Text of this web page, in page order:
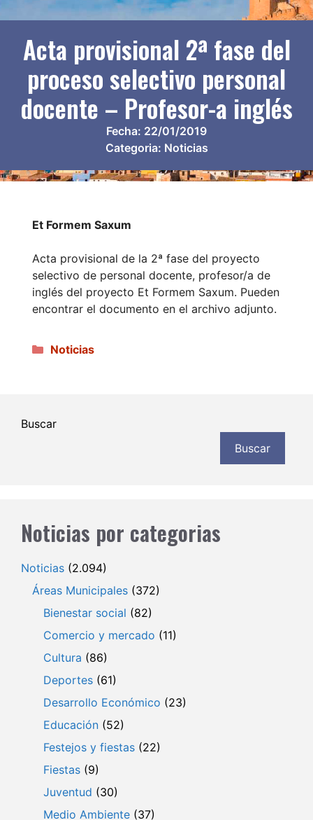
Acta provisional 2ª fase del
proceso selectivo personal
docente – Profesor-a inglés
Fecha: 22/01/2019
Categoria: Noticias
Et Formem Saxum
Acta provisional de la 2ª fase del proyecto
selectivo de personal docente, profesor/a de
inglés del proyecto Et Formem Saxum. Pueden
encontrar el documento en el archivo adjunto.
Categorías
Noticias
Buscar
Buscar
Noticias por categorias
Noticias (2.094)
Áreas Municipales (372)
Bienestar social (82)
Comercio y mercado (11)
Cultura (86)
Deportes (61)
Desarrollo Económico (23)
Educación (52)
Festejos y fiestas (22)
Fiestas (9)
Juventud (30)
Medio Ambiente (37)